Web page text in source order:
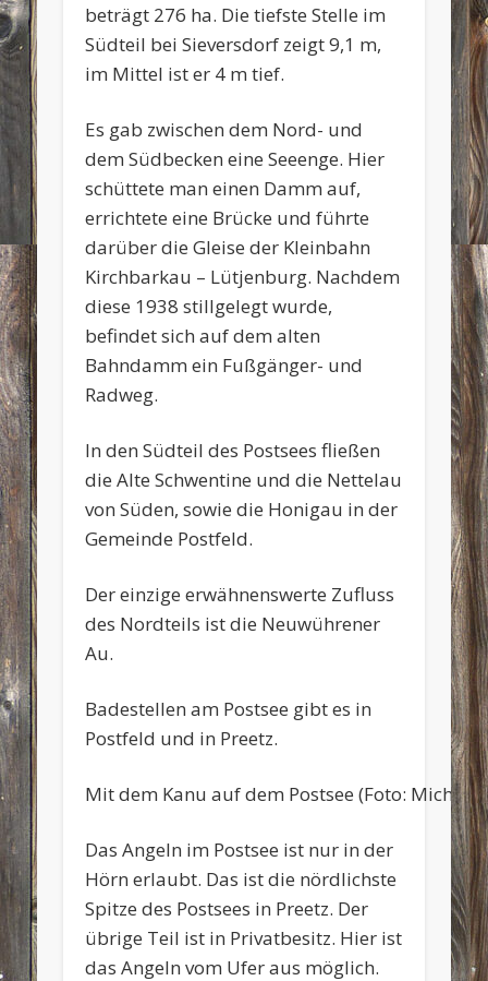
beträgt 276 ha. Die tiefste Stelle im
Südteil bei Sieversdorf zeigt 9,1 m,
im Mittel ist er 4 m tief.
Es gab zwischen dem Nord- und
dem Südbecken eine Seeenge. Hier
schüttete man einen Damm auf,
errichtete eine Brücke und führte
darüber die Gleise der Kleinbahn
Kirchbarkau – Lütjenburg. Nachdem
diese 1938 stillgelegt wurde,
befindet sich auf dem alten
Bahndamm ein Fußgänger- und
Radweg.
In den Südteil des Postsees fließen
die Alte Schwentine und die Nettelau
von Süden, sowie die Honigau in der
Gemeinde Postfeld.
Der einzige erwähnenswerte Zufluss
des Nordteils ist die Neuwührener
Au.
Badestellen am Postsee gibt es in
Postfeld und in Preetz.
Mit dem Kanu auf dem Postsee (Foto: Michael
Das Angeln im Postsee ist nur in der
Hörn erlaubt. Das ist die nördlichste
Spitze des Postsees in Preetz. Der
übrige Teil ist in Privatbesitz. Hier ist
das Angeln vom Ufer aus möglich.